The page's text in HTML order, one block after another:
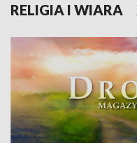
RELIGIA I WIARA